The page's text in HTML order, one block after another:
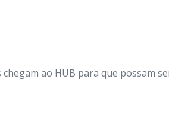
ao HUB para que possam